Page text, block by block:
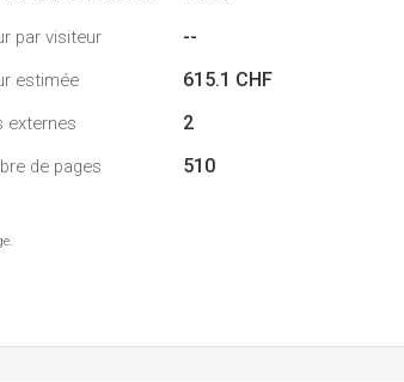
par visiteur --
estimée 615.1 CHF
externes 2
de pages 510